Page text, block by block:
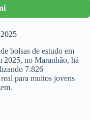
bolsas de estudo em
2025, no Maranhão, há
7.826
para muitos jovens